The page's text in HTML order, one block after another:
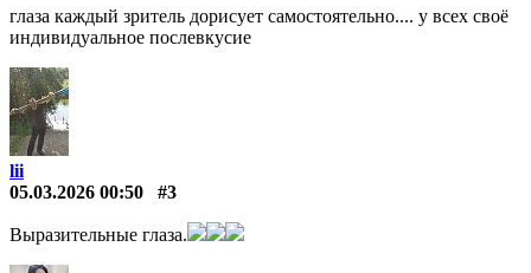
глаза каждый зритель дорисует самостоятельно.... у всех своё
индивидуальное послевкусие
lii
05.03.2026 00:50
#3
Выразительные глаза.